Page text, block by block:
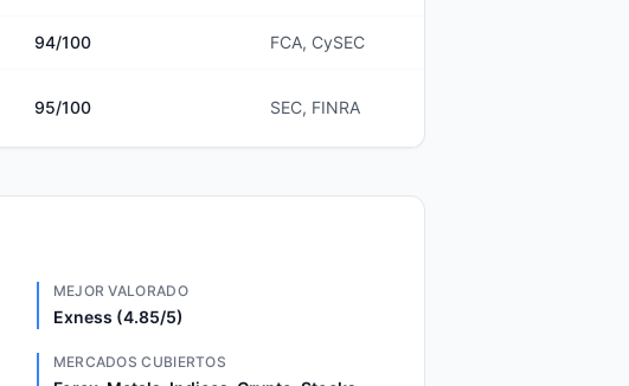
94/100 FCA, CySEC
95/100 SEC, FINRA
MEJOR VALORADO
Exness (4.85/5)
MERCADOS CUBIERTOS